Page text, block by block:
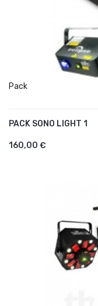
Pack
PACK SONO LIGHT 1
160,00 €